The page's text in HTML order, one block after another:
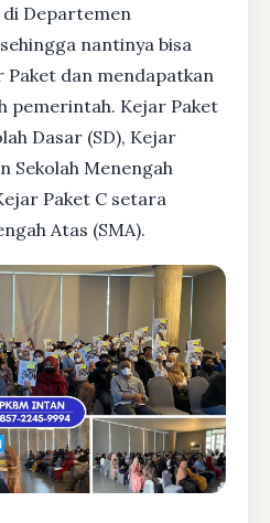
Departemen
nantinya bisa
dan mendapatkan
pemerintah. Kejar Paket
Dasar (SD), Kejar
Sekolah Menengah
Paket C setara
Atas (SMA).